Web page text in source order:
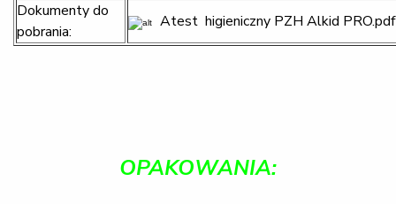
Dokumenty do
pobrania:
Atest higieniczny PZH Alkid PRO.pdf
OPAKOWANIA: